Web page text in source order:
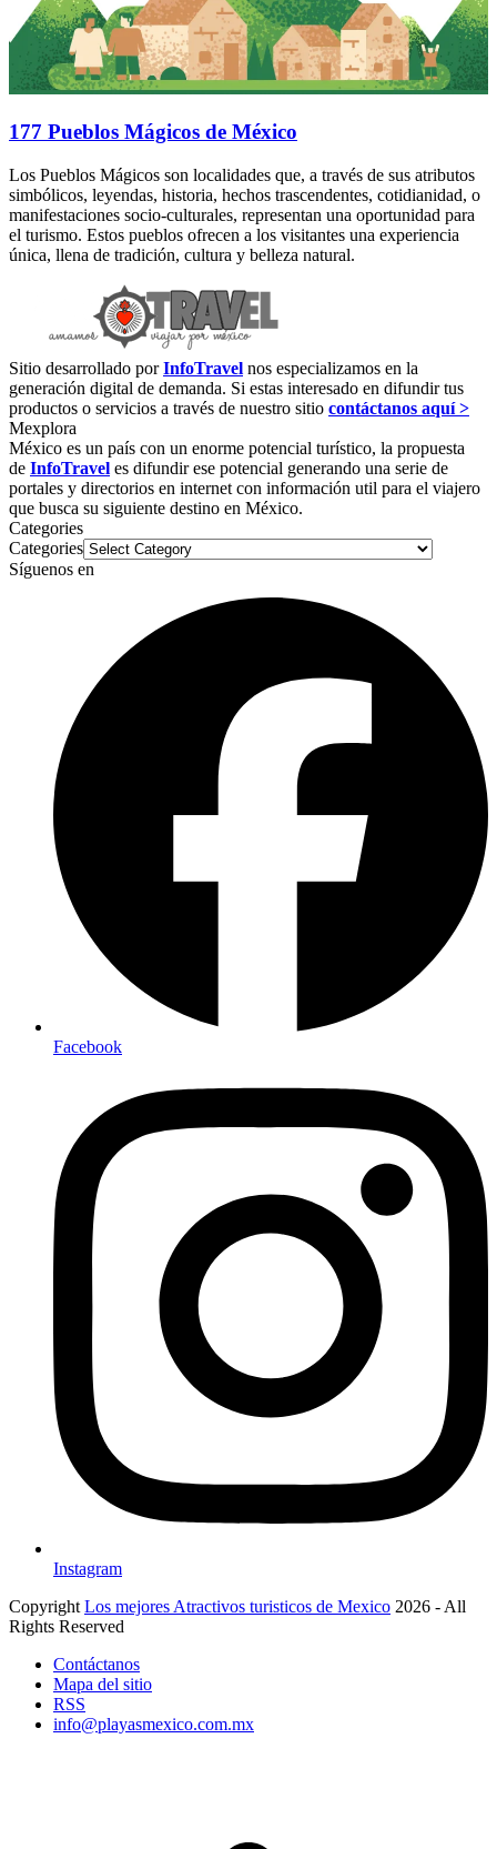
177 Pueblos Mágicos de México
Los Pueblos Mágicos son localidades que, a través de sus atributos
simbólicos, leyendas, historia, hechos trascendentes, cotidianidad, o
manifestaciones socio-culturales, representan una oportunidad para
el turismo. Estos pueblos ofrecen a los visitantes una experiencia
única, llena de tradición, cultura y belleza natural.
Sitio desarrollado porInfoTravel nos especializamos en la
generación digital de demanda. Si estas interesado en difundir tus
productos o servicios a través de nuestro sitio contáctanos aquí >
Mexplora
México es un país con un enorme potencial turístico, la propuesta
de InfoTravel es difundir ese potencial generando una serie de
portales y directorios en internet con información util para el viajero
que busca su siguiente destino en México.
Categories
Categories
Síguenos en
Facebook
Instagram
Copyright Los mejores Atractivos turisticos de Mexico 2026 - All
Rights Reserved
Contáctanos
Mapa del sitio
RSS
info@playasmexico.com.mx